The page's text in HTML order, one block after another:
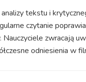
tekstu i
czytanie
zwracają
odniesienia w